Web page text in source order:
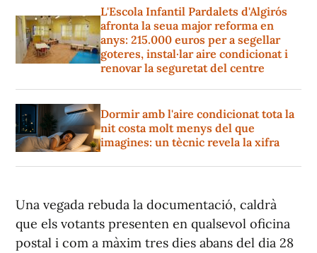
L'Escola Infantil Pardalets d'Algirós
afronta la seua major reforma en
anys: 215.000 euros per a segellar
goteres, instal·lar aire condicionat i
renovar la seguretat del centre
Dormir amb l'aire condicionat tota la
nit costa molt menys del que
imagines: un tècnic revela la xifra
Una vegada rebuda la documentació, caldrà
que els votants presenten en qualsevol oficina
postal i com a màxim tres dies abans del dia 28